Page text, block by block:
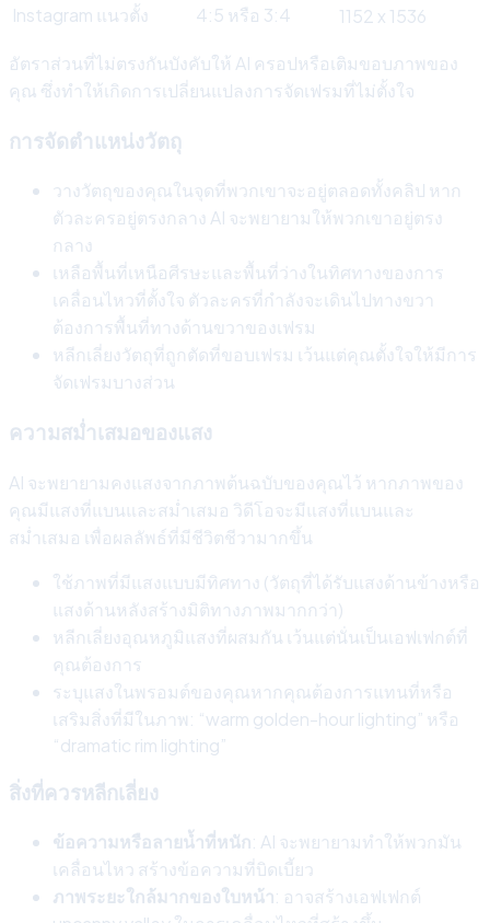
Instagram แนวตั้ง
4:5 หรือ 3:4 1152 x 1536
อัตราส่วนที่ไม่ตรงกันบังคับให้ AI ครอปหรือเติมขอบภาพของ
คุณ ซึ่งทำให้เกิดการเปลี่ยนแปลงการจัดเฟรมที่ไม่ตั้งใจ
การจัดตำแหน่งวัตถุ
วางวัตถุของคุณในจุดที่พวกเขาจะอยู่ตลอดทั้งคลิป หาก
ตัวละครอยู่ตรงกลาง AI จะพยายามให้พวกเขาอยู่ตรง
กลาง
เหลือพื้นที่เหนือศีรษะและพื้นที่ว่างในทิศทางของการ
เคลื่อนไหวที่ตั้งใจ ตัวละครที่กำลังจะเดินไปทางขวา
ต้องการพื้นที่ทางด้านขวาของเฟรม
หลีกเลี่ยงวัตถุที่ถูกตัดที่ขอบเฟรม เว้นแต่คุณตั้งใจให้มีการ
จัดเฟรมบางส่วน
ความสม่ำเสมอของแสง
AI จะพยายามคงแสงจากภาพต้นฉบับของคุณไว้ หากภาพของ
คุณมีแสงที่แบนและสม่ำเสมอ วิดีโอจะมีแสงที่แบนและ
สม่ำเสมอ เพื่อผลลัพธ์ที่มีชีวิตชีวามากขึ้น
ใช้ภาพที่มีแสงแบบมีทิศทาง (วัตถุที่ได้รับแสงด้านข้างหรือ
แสงด้านหลังสร้างมิติทางภาพมากกว่า)
หลีกเลี่ยงอุณหภูมิแสงที่ผสมกัน เว้นแต่นั่นเป็นเอฟเฟกต์ที่
คุณต้องการ
ระบุแสงในพรอมต์ของคุณหากคุณต้องการแทนที่หรือ
เสริมสิ่งที่มีในภาพ: “warm golden-hour lighting” หรือ
“dramatic rim lighting”
สิ่งที่ควรหลีกเลี่ยง
ข้อความหรือลายน้ำที่หนัก: AI จะพยายามทำให้พวกมัน
เคลื่อนไหว สร้างข้อความที่บิดเบี้ยว
ภาพระยะใกล้มากของใบหน้า: อาจสร้างเอฟเฟกต์